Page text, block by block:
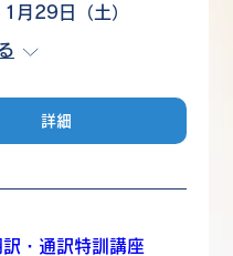
月29日（土）
詳細
・通訳特訓講座